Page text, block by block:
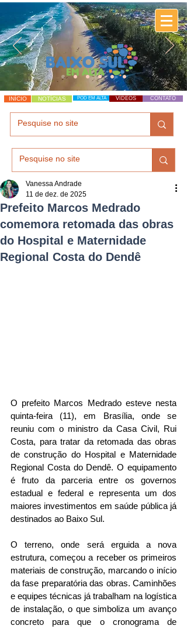
INÍCIO NOTÍCIAS POD EM ALTA VÍDEOS CONTATO
Prefeito Marcos Medrado
comemora retomada das obras
do Hospital e Maternidade
Regional Costa do Dendê
Vanessa Andrade
11 de dez. de 2025
O prefeito Marcos Medrado esteve nesta
quinta-feira (11), em Brasília, onde se
reuniu com o ministro da Casa Civil, Rui
Costa, para tratar da retomada das obras
de construção do Hospital e Maternidade
Regional Costa do Dendê. O equipamento
é fruto da parceria entre os governos
estadual e federal e representa um dos
maiores investimentos em saúde pública já
destinados ao Baixo Sul.
O terreno, onde será erguida a nova
estrutura, começou a receber os primeiros
materiais de construção, marcando o início
da fase preparatória das obras. Caminhões
e equipes técnicas já trabalham na logística
de instalação, o que simboliza um avanço
concreto para que o cronograma de